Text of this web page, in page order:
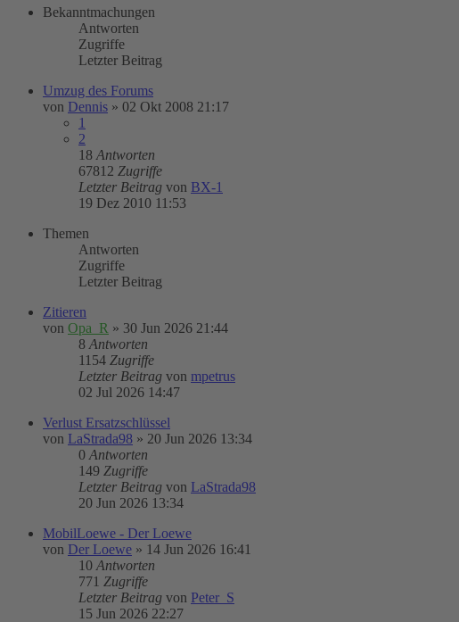
Bekanntmachungen
Antworten
Zugriffe
Letzter Beitrag
Umzug des Forums
von Dennis » 02 Okt 2008 21:17
1
2
18 Antworten
67812 Zugriffe
Letzter Beitrag von BX-1
19 Dez 2010 11:53
Themen
Antworten
Zugriffe
Letzter Beitrag
Zitieren
von Opa_R » 30 Jun 2026 21:44
8 Antworten
1154 Zugriffe
Letzter Beitrag von mpetrus
02 Jul 2026 14:47
Verlust Ersatzschlüssel
von LaStrada98 » 20 Jun 2026 13:34
0 Antworten
149 Zugriffe
Letzter Beitrag von LaStrada98
20 Jun 2026 13:34
MobilLoewe - Der Loewe
von Der Loewe » 14 Jun 2026 16:41
10 Antworten
771 Zugriffe
Letzter Beitrag von Peter_S
15 Jun 2026 22:27